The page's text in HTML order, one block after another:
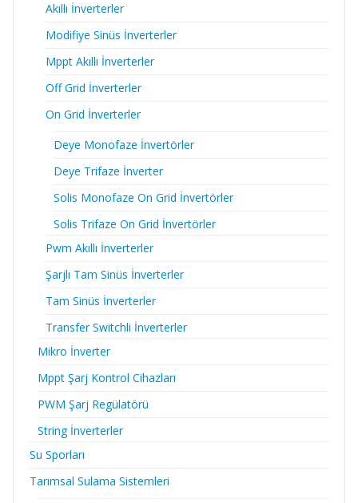
Akıllı İnverterler
Modifiye Sinüs İnverterler
Mppt Akıllı İnverterler
Off Grid İnverterler
On Grid İnverterler
Deye Monofaze İnvertörler
Deye Trifaze İnverter
Solis Monofaze On Grid İnvertörler
Solis Trifaze On Grid İnvertörler
Pwm Akıllı İnverterler
Şarjlı Tam Sinüs İnverterler
Tam Sinüs İnverterler
Transfer Switchli İnverterler
Mikro İnverter
Mppt Şarj Kontrol Cihazları
PWM Şarj Regülatörü
String İnverterler
Su Sporları
Tarımsal Sulama Sistemleri